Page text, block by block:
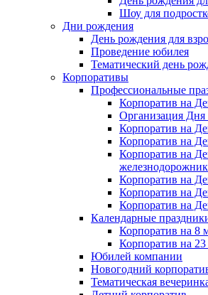
Шоу для
Дни рождения
День рождения для
Проведение юбилея
Тематический день
Корпоративы
Профессиональные
Корпоратив на
Организация Дня
Корпоратив на
Корпоратив на
Корпоратив на
Корпоратив на
Корпоратив на
Корпоратив на
Календарные
Корпоратив на 8
Корпоратив на 23
Юбилей компании
Новогодний
Тематическая